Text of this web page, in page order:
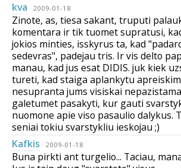
kva
2009-01-18
Zinote, as, tiesa sakant, truputi
komentara ir tik tuomet supratusi,
jokios minties, isskyrus ta, kad
sedevras", padejau tris. Ir vis delto
manau, kad jus esat DIDIS. juk kiek
tureti, kad staiga aplankytu
nesupranta jums visiskai
galetumet pasakyti, kur gauti
nuomone apie viso pasaulio dalykus.
seniai tokiu svarstykliu ieskojau ;)
Kafkis
2009-01-18
Buna pirkti ant turgelio... Taciau,